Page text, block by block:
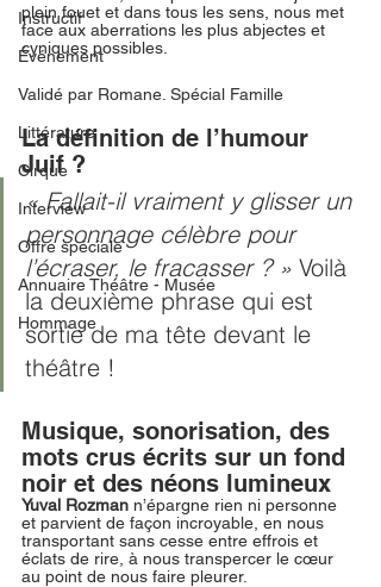
Instructif
Événement
Validé par Romane. Spécial Famille
Littérature
Cirque
Interview
Offre spéciale
Annuaire Théâtre - Musée
Hommage
plein fouet et dans tous les sens, nous met
face aux aberrations les plus abjectes et
cyniques possibles.
La définition de l’humour
Juif ?
« Fallait-il vraiment y glisser un
personnage célèbre pour
l’écraser, le fracasser ? » Voilà
la deuxième phrase qui est
sortie de ma tête devant le
théâtre !
Musique, sonorisation, des
mots crus écrits sur un fond
noir et des néons lumineux
Yuval Rozman n’épargne rien ni personne
et parvient de façon incroyable, en nous
transportant sans cesse entre effrois et
éclats de rire, à nous transpercer le cœur
au point de nous faire pleurer.